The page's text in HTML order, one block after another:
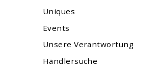
Uniques
Events
Unsere Verantwortung
Händlersuche